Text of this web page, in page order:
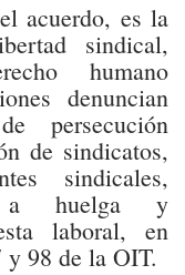
acuerdo, es la
sindical,
humano
denuncian
persecución
de sindicatos,
sindicales,
a huelga y
laboral, en
98 de la OIT.